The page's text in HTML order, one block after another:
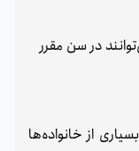
سابقه می‌توانند در سن مقرر
از خانواده‌ها